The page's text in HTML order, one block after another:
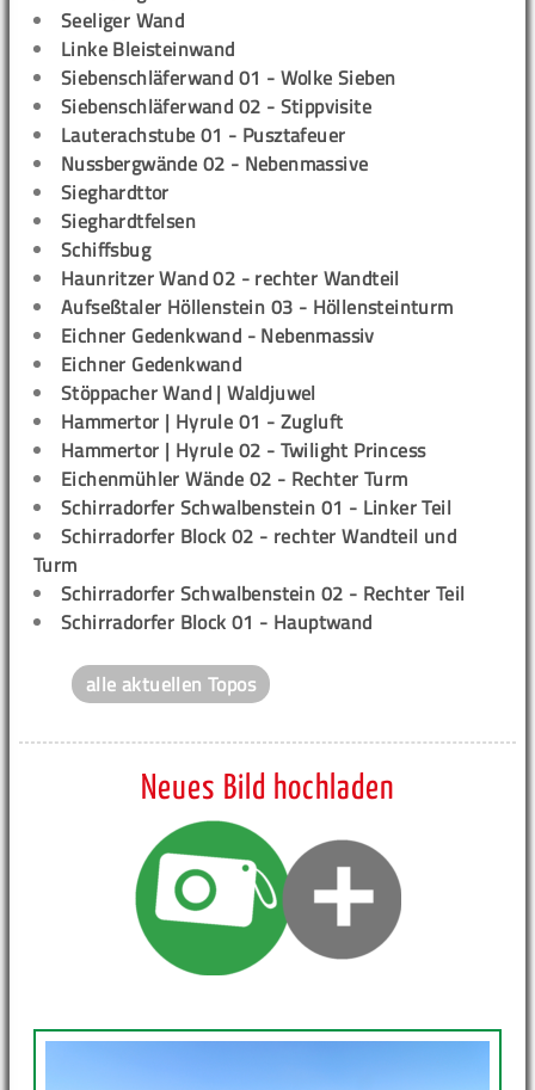
Seeliger Wand
Linke Bleisteinwand
Siebenschläferwand 01 - Wolke Sieben
Siebenschläferwand 02 - Stippvisite
Lauterachstube 01 - Pusztafeuer
Nussbergwände 02 - Nebenmassive
Sieghardttor
Sieghardtfelsen
Schiffsbug
Haunritzer Wand 02 - rechter Wandteil
Aufseßtaler Höllenstein 03 - Höllensteinturm
Eichner Gedenkwand - Nebenmassiv
Eichner Gedenkwand
Stöppacher Wand | Waldjuwel
Hammertor | Hyrule 01 - Zugluft
Hammertor | Hyrule 02 - Twilight Princess
Eichenmühler Wände 02 - Rechter Turm
Schirradorfer Schwalbenstein 01 - Linker Teil
Schirradorfer Block 02 - rechter Wandteil und
Turm
Schirradorfer Schwalbenstein 02 - Rechter Teil
Schirradorfer Block 01 - Hauptwand
alle aktuellen Topos
Neues Bild hochladen